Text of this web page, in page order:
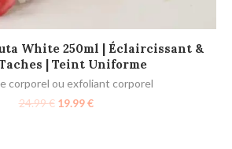
AJOUTER AU PANIER
White 250ml | Éclaircissant &
| Teint Uniforme
corporel ou exfoliant corporel
24.99€ 19.99€